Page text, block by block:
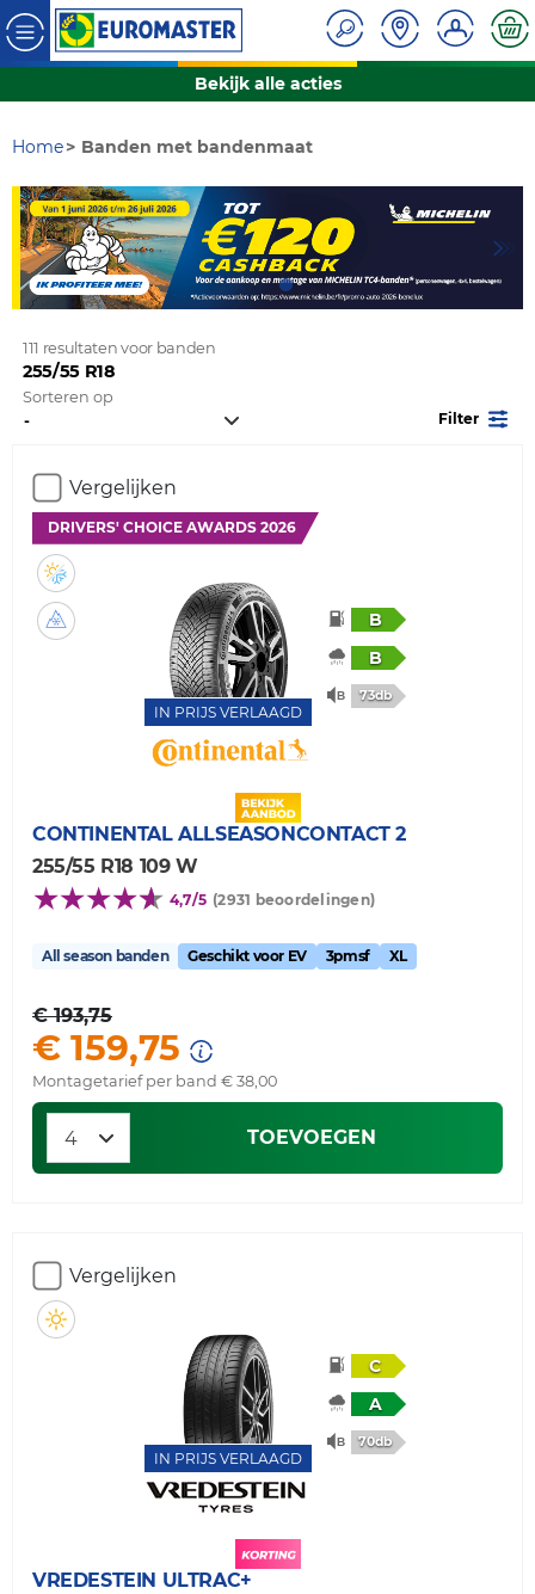
Bekijk alle acties
Home Banden met bandenmaat
111 resultaten voor banden
255/55 R18
Sorteren op
Filter
Vergelijken
DRIVERS' CHOICE AWARDS 2026
IN PRIJS VERLAAGD
B
B
73db
CONTINENTAL ALLSEASONCONTACT 2
255/55 R18 109 W
4,7/5 (2931 beoordelingen)
All season banden Geschikt voor EV 3pmsf XL
€ 193,75
€ 159,75
Montagetarief per band € 38,00
TOEVOEGEN
Vergelijken
IN PRIJS VERLAAGD
C
A
70db
VREDESTEIN ULTRAC+